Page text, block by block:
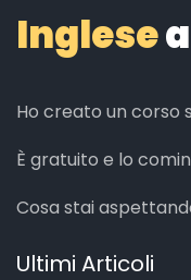
Inglese
Ho creato un corso
È gratuito e lo
Cosa stai
Ultimi Articoli